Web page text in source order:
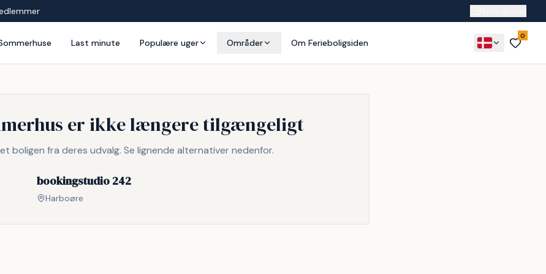
Last minute Populære uger Områder Om Ferieboligsiden
0
er ikke længere tilgængeligt
boligen fra deres udvalg. Se lignende alternativer nedenfor.
bookingstudio 242
Harboøre